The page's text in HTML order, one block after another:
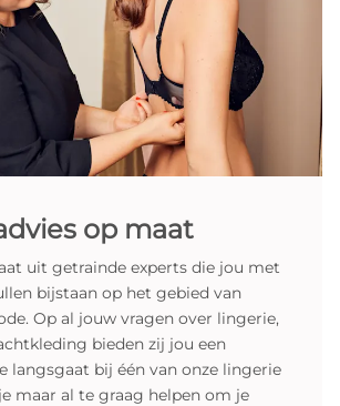
op maat
uit getrainde experts die jou met
bijstaan op het gebied van
Op al jouw vragen over lingerie,
bieden zij jou een
langsgaat bij één van onze lingerie
maar al te graag helpen om je